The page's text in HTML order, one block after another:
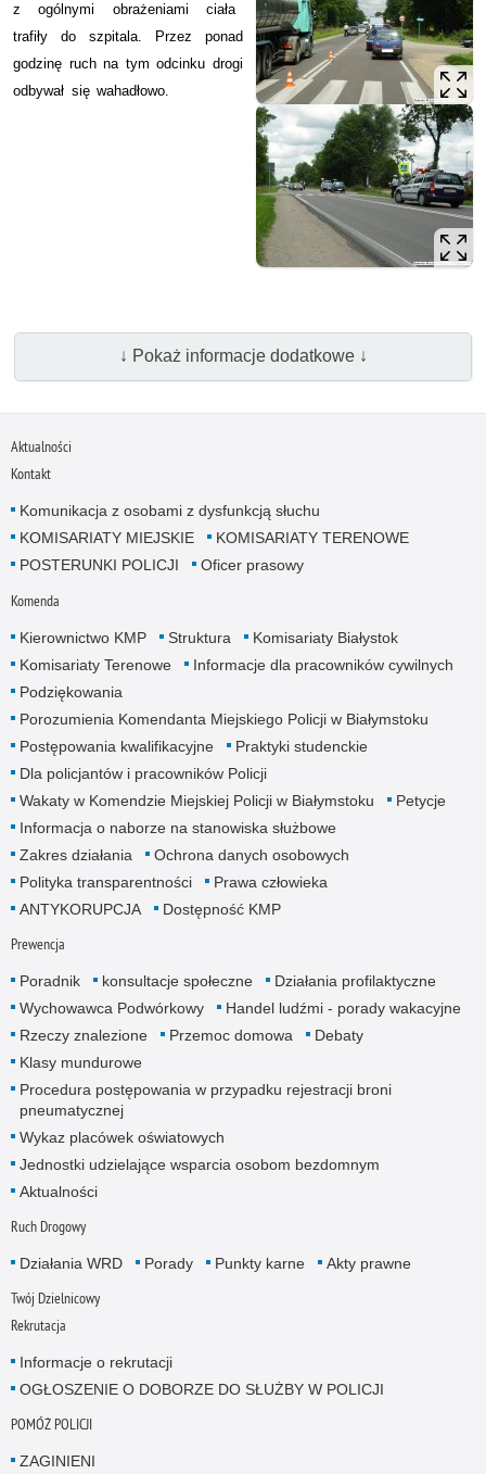
z ogólnymi obrażeniami ciała
trafiły do szpitala. Przez ponad
godzinę ruch na tym odcinku drogi
odbywał się wahadłowo.
↓ Pokaż informacje dodatkowe ↓
Aktualności
Kontakt
Komunikacja z osobami z dysfunkcją słuchu
KOMISARIATY MIEJSKIE
KOMISARIATY TERENOWE
POSTERUNKI POLICJI
Oficer prasowy
Komenda
Kierownictwo KMP Struktura
Komisariaty Białystok
Komisariaty Terenowe
Informacje dla pracowników cywilnych
Podziękowania
Porozumienia Komendanta Miejskiego Policji w Białymstoku
Postępowania kwalifikacyjne
Praktyki studenckie
Dla policjantów i pracowników Policji
Wakaty w Komendzie Miejskiej Policji w Białymstoku
Petycje
Informacja o naborze na stanowiska służbowe
Zakres działania
Ochrona danych osobowych
Polityka transparentności
Prawa człowieka
ANTYKORUPCJA
Dostępność KMP
Prewencja
Poradnik konsultacje społeczne
Działania profilaktyczne
Wychowawca Podwórkowy
Handel ludźmi - porady wakacyjne
Rzeczy znalezione
Przemoc domowa
Debaty
Klasy mundurowe
Procedura postępowania w przypadku rejestracji broni
pneumatycznej
Wykaz placówek oświatowych
Jednostki udzielające wsparcia osobom bezdomnym
Aktualności
Ruch Drogowy
Działania WRD Porady Punkty karne Akty prawne
Twój Dzielnicowy
Rekrutacja
Informacje o rekrutacji
OGŁOSZENIE O DOBORZE DO SŁUŻBY W POLICJI
POMÓŻ POLICJI
ZAGINIENI